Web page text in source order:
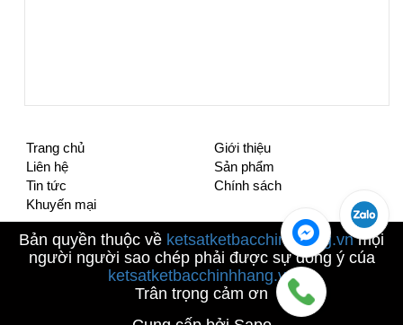
Trang chủ
Giới thiệu
Liên hệ
Sản phẩm
Tin tức
Chính sách
Khuyến mại
Bản quyền thuộc về ketsatketbacchinhhang.vnmọi
người người sao chép phải được sự đống ý cúa
ketsatketbacchinhhang.vn
Trân trọng cảm ơn